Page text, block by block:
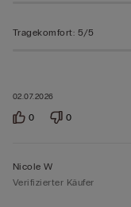
02.07.2026
Tragekomfort: 5/5
0 0
Nicole W
Verifizierter Käufer